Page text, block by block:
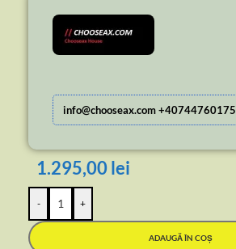
info@chooseax.com +40744760175
1.295,00lei
- +
ADAUGĂ ÎN COȘ